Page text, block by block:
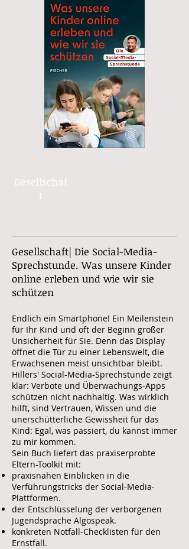
Gesellschaf
t
Gesellschaft| Die Social-Media-
Sprechstunde. Was unsere Kinder
online erleben und wie wir sie
schützen
Endlich ein Smartphone! Ein Meilenstein
für Ihr Kind und oft der Beginn großer
Unsicherheit für Sie. Denn das Display
öffnet die Tür zu einer Lebenswelt, die
Erwachsenen meist unsichtbar bleibt.
Hillers' Social-Media-Sprechstunde zeigt
klar: Verbote und Überwachungs-Apps
schützen nicht nachhaltig. Was wirklich
hilft, sind Vertrauen, Wissen und die
unerschütterliche Gewissheit für das
Kind: Egal, was passiert, du kannst immer
zu mir kommen.
Sein Buch liefert das praxiserprobte
Eltern-Toolkit mit:
praxisnahen Einblicken in die
Verführungstricks der Social-Media-
Plattformen.
der Entschlüsselung der verborgenen
Jugendsprache Algospeak.
konkreten Notfall-Checklisten für den
Ernstfall.